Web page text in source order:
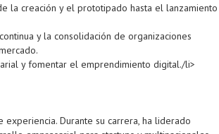
la creación y el prototipado hasta el lanzamiento
y la consolidación de organizaciones
y fomentar el emprendimiento digital./li>
Durante su carrera, ha liderado